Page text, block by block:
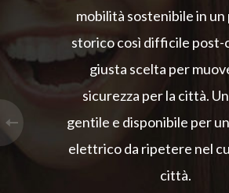
mobilità sostenibile in
storico così difficile post-
giusta scelta per
sicurezza per la città.
gentile e disponibile per
elettrico da ripetere nel
città.